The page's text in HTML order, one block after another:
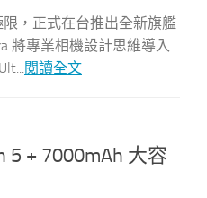
限，正式在台推出全新旗艦
將專業相機設計思維導入
閱讀全文
5 + 7000mAh 大容